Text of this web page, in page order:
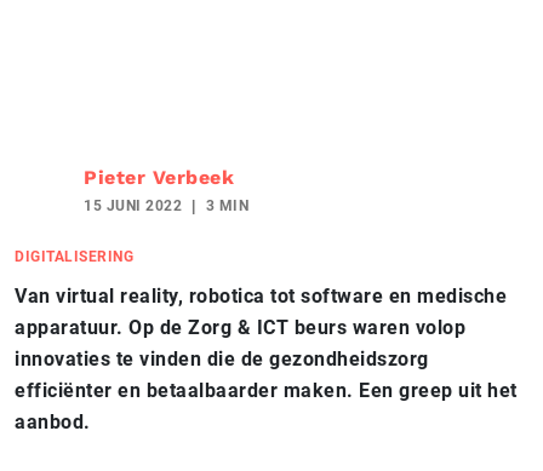
Pieter Verbeek
15 JUNI 2022 3 MIN
DIGITALISERING
Van virtual reality, robotica tot software en medische
apparatuur. Op de Zorg & ICT beurs waren volop
innovaties te vinden die de gezondheidszorg
efficiënter en betaalbaarder maken. Een greep uit het
aanbod.